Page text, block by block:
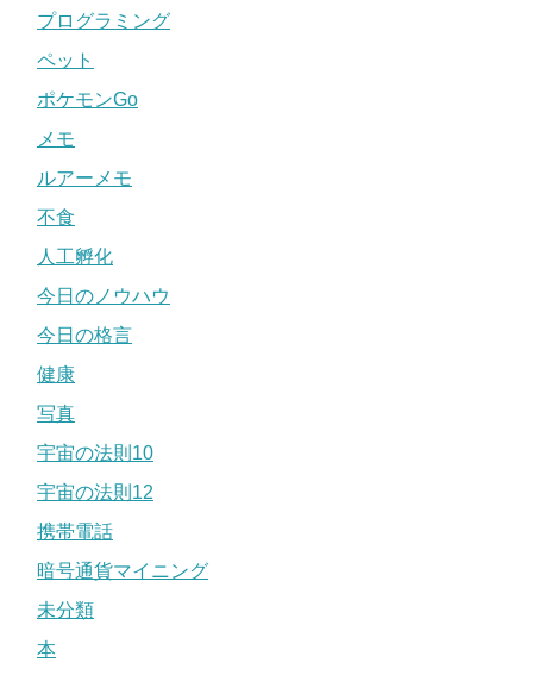
プログラミング
ペット
ポケモンGo
メモ
ルアーメモ
不食
人工孵化
今日のノウハウ
今日の格言
健康
写真
宇宙の法則10
宇宙の法則12
携帯電話
暗号通貨マイニング
未分類
本